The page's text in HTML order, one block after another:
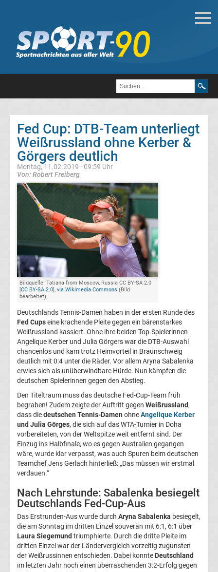
Tennis
Alle
Damen
Alle
Wimbledonsieger
Tennis
Bund
Tennis
heute
live
TV
Top-
Aktuell
Bundesliga
Tabelle
Bundesliga
Ergebnisse
2.
Liga
Fed Cup: DTB-Team unterliegt
Weißrussland ohne Kerber &
Görgers deutlich
Montag, 11.02.2019 - 09:59 Uhr
Von: Robert Freiberg
Bildquelle: Tatiana from Moscow, Russia CC BY-SA 2.0
[CC BY-SA 2.0], via Wikimedia Commons (Bild
bearbeitet)
Deutschlands Tennis-Damen haben in der ersten Runde des
Fed Cupseine krachende Pleite gegen ein bärenstarkes
Weißrussland kassiert. Ohne ihre beiden Top-Spielerinnen
Angelique Kerber und Julia Görgers war die DTB-Auswahl
chancenlos und kam trotz Heimvorteil in Braunschweig
deutlich mit 0:4 unter die Räder. Vor allem Aryna Sabalenka
erwies sich als unüberwindbare Hürde. Nun kämpfen die
deutschen Spielerinnen gegen den Abstieg.
Den Titeltraum muss das deutsche Fed-Cup-Team früh
begraben! Zudem zeigte der Auftritt gegen Weißrussland,
dass diedeutschen Tennis-Damen ohneAngelique Kerber
und Julia Görges, die sich auf das WTA-Turnier in Doha
vorbereiteten, von der Weltspitze weit entfernt sind. Der
Einzug ins Halbfinale, wo es gegen Australien gegangen
wäre, wurde klar verpasst, was auch Spuren beim deutschen
Teamchef Jens Gerlach hinterließ: „Das müssen wir erstmal
verdauen.“
Nach Lehrstunde: Sabalenka besiegelt
Deutschlands Fed-Cup-Aus
Das Erstrunden-Aus wurde durch Aryna Sabalenka besiegelt,
die am Sonntag im dritten Einzel souverän mit 6:1, 6:1 über
Laura Siegemund triumphierte. Durch die dritte Pleite im
dritten Einzel war der Ländervergleich vorzeitig zugunsten
der Weißrussinnen entschieden. Dabei konnte Deutschland
im letzten Jahr noch einen überraschenden 3:2-Erfolg gegen